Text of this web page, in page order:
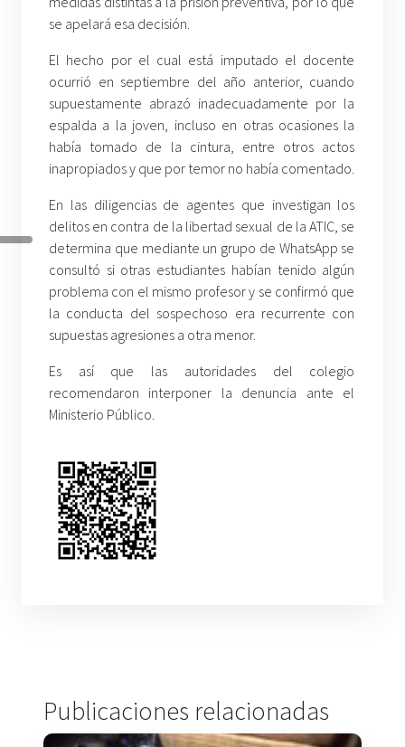
se apelará esa decisión.
El hecho por el cual está imputado el docente
ocurrió en septiembre del año anterior, cuando
supuestamente abrazó inadecuadamente por la
espalda a la joven, incluso en otras ocasiones la
había tomado de la cintura, entre otros actos
inapropiados y que por temor no había comentado.
En las diligencias de agentes que investigan los
delitos en contra de la libertad sexual de la ATIC, se
determina que mediante un grupo de WhatsApp se
consultó si otras estudiantes habían tenido algún
problema con el mismo profesor y se confirmó que
la conducta del sospechoso era recurrente con
supuestas agresiones a otra menor.
Es así que las autoridades del colegio
recomendaron interponer la denuncia ante el
Ministerio Público.
Publicaciones relacionadas